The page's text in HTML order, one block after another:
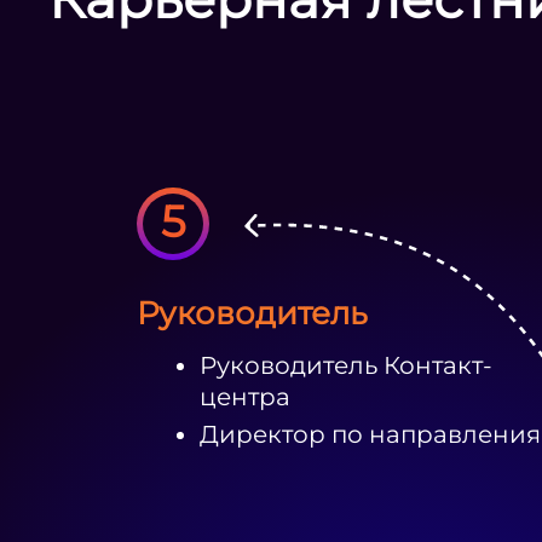
5
Руководитель
Руководитель Контакт-
центра
Директор по